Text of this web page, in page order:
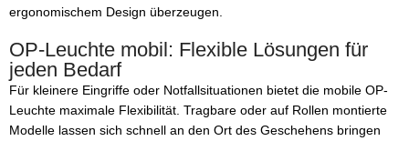
ergonomischem Design überzeugen.
OP-Leuchte mobil: Flexible Lösungen für
jeden Bedarf
Für kleinere Eingriffe oder Notfallsituationen bietet die mobile OP-
Leuchte maximale Flexibilität. Tragbare oder auf Rollen montierte
Modelle lassen sich schnell an den Ort des Geschehens bringen